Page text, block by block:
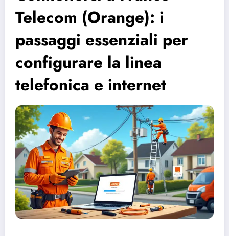
Telecom (Orange): i
passaggi essenziali per
configurare la linea
telefonica e internet